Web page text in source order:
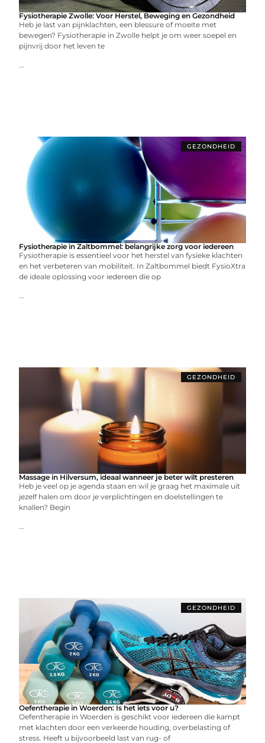
Fysiotherapie Zwolle: Voor Herstel, Beweging en Gezondheid
Heb je last van pijnklachten, een blessure of moeite met
bewegen? Fysiotherapie in Zwolle helpt je om weer soepel en
pijnvrij door het leven te
...
GEZONDHEID
Fysiotherapie in Zaltbommel: belangrijke zorg voor iedereen
Fysiotherapie is essentieel voor het herstel van fysieke klachten
en het verbeteren van mobiliteit. In Zaltbommel biedt FysioXtra
de ideale oplossing voor iedereen die op
...
GEZONDHEID
Massage in Hilversum, ideaal wanneer je beter wilt presteren
Heb je veel op je agenda staan en wil je graag het maximale uit
jezelf halen om door je verplichtingen en doelstellingen te
knallen? Begin
...
GEZONDHEID
Oefentherapie in Woerden: Is het iets voor u?
Oefentherapie in Woerden is geschikt voor iedereen die kampt
met klachten door een verkeerde houding, overbelasting of
stress. Heeft u bijvoorbeeld last van rug- of